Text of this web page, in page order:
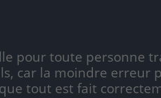
pour toute personne
car la moindre erreur
tout est fait